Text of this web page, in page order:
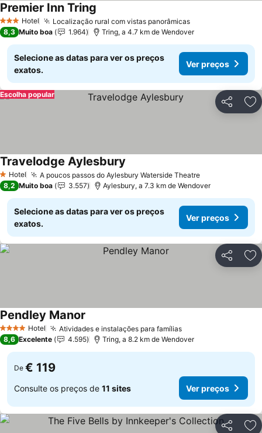
3 EstrelasHotel Localização rural com vistas panorâmicas
Premier Inn Tring
8,3 Muito boa 1.964 Tring, a 4.7 km de Wendover
Selecione as datas para ver os preços
exatos.
Ver preços
Partilhar
Escolha popular
1 Estrelas
Hotel A poucos passos do Aylesbury Waterside Theatre
Travelodge Aylesbury
8,2 Muito boa 3.557 Aylesbury, a 7.3 km de Wendover
Selecione as datas para ver os preços
exatos.
Ver preços
Partilhar
4 EstrelasHotel Atividades e instalações para famílias
Pendley Manor
8,6 Excelente 4.595 Tring, a 8.2 km de Wendover
De € 119
Consulte os preços de 11 sites Ver preços
Partilhar